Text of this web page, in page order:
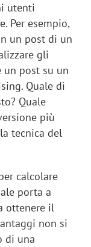
utenti
Per esempio,
un post di un
gli
un post su un
Quale di
Quale
più
tecnica del
calcolare
porta a
ottenere il
non si
di una